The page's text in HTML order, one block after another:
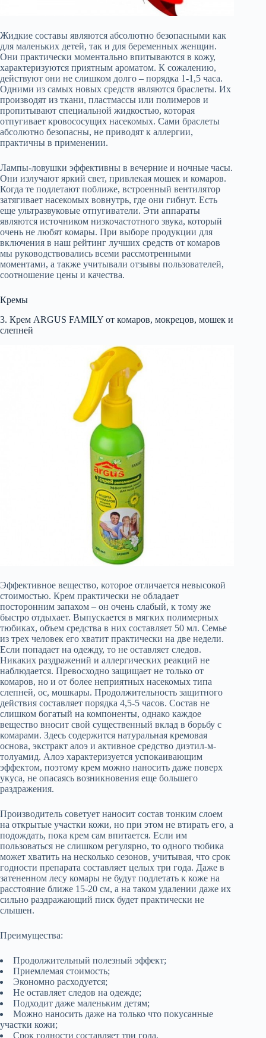
Жидкие составы являются абсолютно безопасными как
для маленьких детей, так и для беременных женщин.
Они практически моментально впитываются в кожу,
характеризуются приятным ароматом. К сожалению,
действуют они не слишком долго – порядка 1-1,5 часа.
Одними из самых новых средств являются браслеты. Их
производят из ткани, пластмассы или полимеров и
пропитывают специальной жидкостью, которая
отпугивает кровососущих насекомых. Сами браслеты
абсолютно безопасны, не приводят к аллергии,
практичны в применении.
Лампы-ловушки эффективны в вечерние и ночные часы.
Они излучают яркий свет, привлекая мошек и комаров.
Когда те подлетают поближе, встроенный вентилятор
затягивает насекомых вовнутрь, где они гибнут. Есть
еще ультразвуковые отпугиватели. Эти аппараты
являются источником низкочастотного звука, который
очень не любят комары. При выборе продукции для
включения в наш рейтинг лучших средств от комаров
мы руководствовались всеми рассмотренными
моментами, а также учитывали отзывы пользователей,
соотношение цены и качества.
Кремы
3. Крем ARGUS FAMILY от комаров, мокрецов, мошек и
слепней
Эффективное вещество, которое отличается невысокой
стоимостью. Крем практически не обладает
посторонним запахом – он очень слабый, к тому же
быстро отдыхает. Выпускается в мягких полимерных
тюбиках, объем средства в них составляет 50 мл. Семье
из трех человек его хватит практически на две недели.
Если попадает на одежду, то не оставляет следов.
Никаких раздражений и аллергических реакций не
наблюдается. Превосходно защищает не только от
комаров, но и от более неприятных насекомых типа
слепней, ос, мошкары. Продолжительность защитного
действия составляет порядка 4,5-5 часов. Состав не
слишком богатый на компоненты, однако каждое
вещество вносит свой существенный вклад в борьбу с
комарами. Здесь содержится натуральная кремовая
основа, экстракт алоэ и активное средство диэтил-м-
толуамид. Алоэ характеризуется успокаивающим
эффектом, поэтому крем можно наносить даже поверх
укуса, не опасаясь возникновения еще большего
раздражения.
Производитель советует наносит состав тонким слоем
на открытые участки кожи, но при этом не втирать его, а
подождать, пока крем сам впитается. Если им
пользоваться не слишком регулярно, то одного тюбика
может хватить на несколько сезонов, учитывая, что срок
годности препарата составляет целых три года. Даже в
затененном лесу комары не будут подлетать к коже на
расстояние ближе 15-20 см, а на таком удалении даже их
сильно раздражающий писк будет практически не
слышен.
Преимущества:
Продолжительный полезный эффект;
Приемлемая стоимость;
Экономно расходуется;
Не оставляет следов на одежде;
Подходит даже маленьким детям;
Можно наносить даже на только что покусанные
участки кожи;
Срок годности составляет три года.